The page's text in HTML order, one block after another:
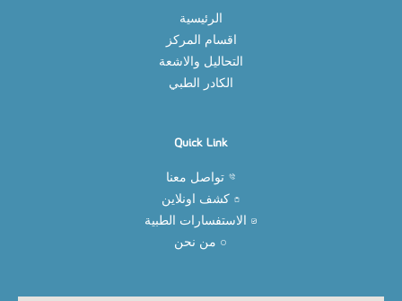
الرئيسية
اقسام المركز
التحاليل والاشعة
الكادر الطبي
Quick Link
تواصل معنا
كشف اونلاين
الاستفسارات الطبية
من نحن